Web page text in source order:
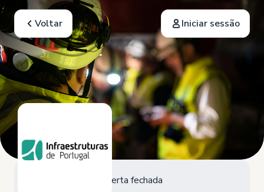
Voltar Iniciar sessão
Oferta fechada